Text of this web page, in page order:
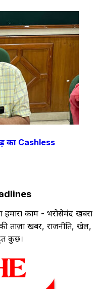
का Cashless
काम - भरोसेमंद खबरों
ताज़ा खबरें, राजनीति, खेल,
कुछ।